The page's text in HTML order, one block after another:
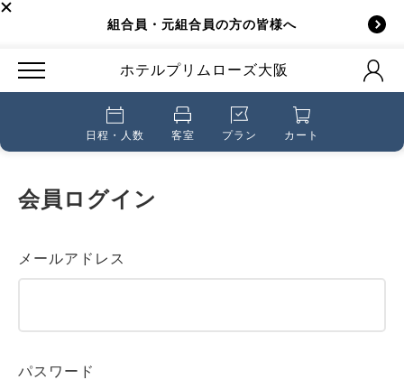
組合員・元組合員の方の皆様へ
ホテルプリムローズ大阪
日程・人数 客室 プラン カート
会員ログイン
メールアドレス
パスワード